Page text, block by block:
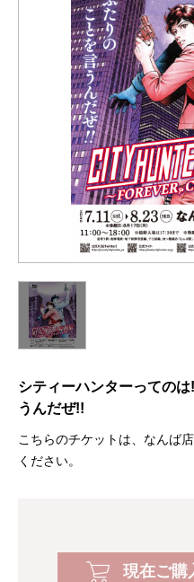
シティーハンターっての
うんだぜ!!
こちらのチケットは、なんば
ください。
現在ご購